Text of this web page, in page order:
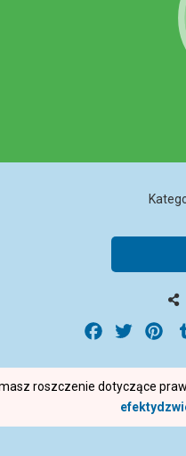
Facebook
Twitter
roszczenie dotyczące